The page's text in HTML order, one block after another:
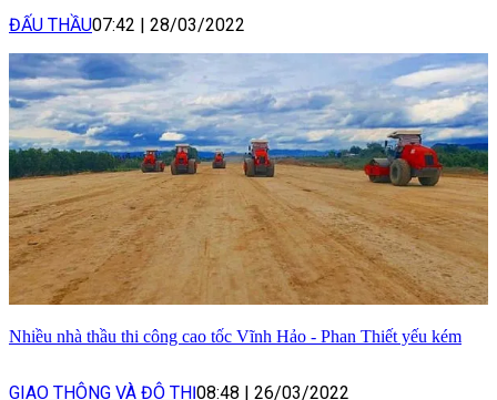
ĐẤU THẦU07:42 | 28/03/2022
Nhiều nhà thầu thi công cao tốc Vĩnh Hảo - Phan Thiết yếu kém
GIAO THÔNG VÀ ĐÔ THỊ08:48 | 26/03/2022